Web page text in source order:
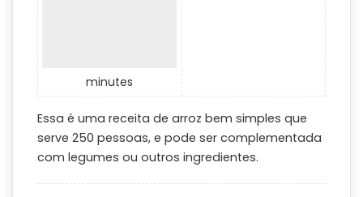
minutes
Essa é uma receita de arroz bem simples que
serve 250 pessoas, e pode ser complementada
com legumes ou outros ingredientes.